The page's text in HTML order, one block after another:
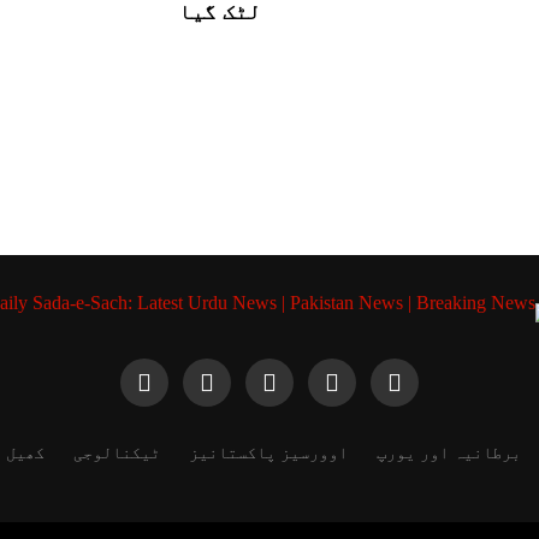
لٹک گیا
برطانیہ اور یورپ اوورسیز پاکستانیز ٹیکنالوجی کھیل